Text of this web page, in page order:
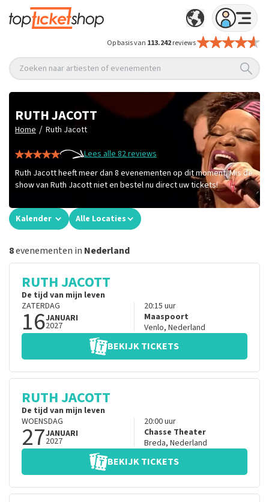
Op basis van 113.242reviews
Zoeken naar artiesten of evenementen
RUTH JACOTT
Home / Ruth Jacott
Lees alle 82 reviews
Ruth Jacott heeft meer dan 8 evenementen op dit moment. Mis de
show van Ruth Jacott niet en bestel nu direct uw tickets!
Kalender Alle Locaties
8evenementen in Nederland
RUTH JACOTT
De tijd van mijn leven
ZATERDAG
16JANUARI
2027
20:15 uur
Maaspoort
Venlo, Nederland
BEKIJK TICKETS
RUTH JACOTT
De tijd van mijn leven
WOENSDAG
27JANUARI
2027
20:00uur
Chasse Theater
Breda, Nederland
BEKIJK TICKETS